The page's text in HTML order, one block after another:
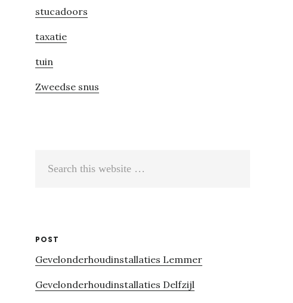
stucadoors
taxatie
tuin
Zweedse snus
POST
Gevelonderhoudinstallaties Lemmer
Gevelonderhoudinstallaties Delfzijl